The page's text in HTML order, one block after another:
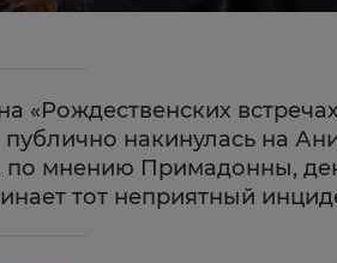
«Рождественских
накинулась на
по мнению Примадонны,
тот неприятный